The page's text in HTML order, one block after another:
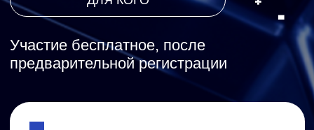
корпоративных партнеров и
доноров
провайдеров